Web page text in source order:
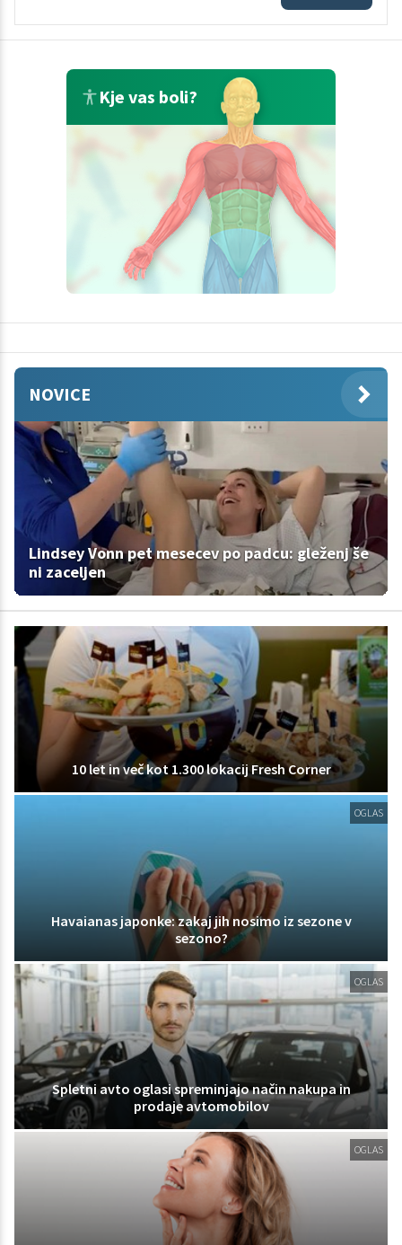
Kje vas boli?
NOVICE
Lindsey Vonn pet mesecev po padcu: gleženj še
ni zaceljen
10 let in več kot 1.300 lokacij Fresh Corner
OGLAS
Havaianas japonke: zakaj jih nosimo iz sezone v
sezono?
OGLAS
Spletni avto oglasi spreminjajo način nakupa in
prodaje avtomobilov
OGLAS